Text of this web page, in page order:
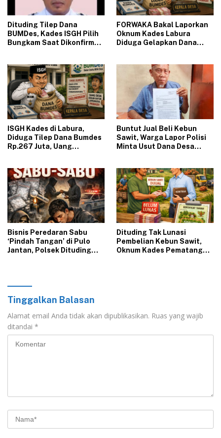
Dituding Tilep Dana
BUMDes, Kades ISGH Pilih
Bungkam Saat Dikonfirmasi
‎FORWAKA Bakal Laporkan
Oknum Kades Labura
Diduga Gelapkan Dana
‎ISGH Kades di Labura,
Diduga Tilep Dana Bumdes
Rp.267 Juta, Uang
‎Buntut Jual Beli Kebun
Sawit, Warga Lapor Polisi
Minta Usut Dana Desa
‎Bisnis Peredaran Sabu
‘Pindah Tangan’ di Pulo
Jantan, Polsek Dituding
‎Dituding Tak Lunasi
Pembelian Kebun Sawit,
Oknum Kades Pematang
Tinggalkan Balasan
Alamat email Anda tidak akan dipublikasikan. Ruas yang wajib
ditandai *